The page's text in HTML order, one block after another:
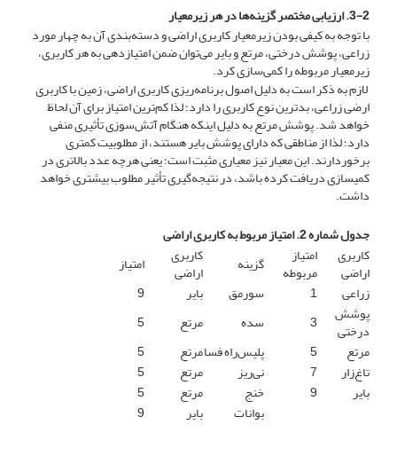
3-2. ارزیابی مختصر گزینه‌ها در هر زیرمعیار
با توجه به کیفی بودن زیرمعیار کاربری اراضی و دسته‌بندی آن به چهار مورد
زراعی، پوشش درختی، مرتع و بایر می‌توان ضمن امتیازدهی به هر کاربری،
زیرمعیار مربوطه را کمی‌سازی کرد.
لازم به ذکر است به دلیل اصول برنامه‌ریزی کاربری اراضی، زمین با کاربری
ارضی زراعی، بدترین نوع کاربری را دارد؛ لذا کم‌ترین امتیاز برای آن لحاظ
خواهد شد.پوشش مرتع به دلیل اینکه هنگام آتش‌سوزی تأثیری منفی
دارد؛ لذا از مناطقی که دارای پوشش بایر هستند، از مطلوبیت کمتری
برخوردارند. این معیار نیز معیاری مثبت است؛ یعنی هرچه عدد بالاتری در
کمی‎سازی دریافت کرده باشد، در نتیجه‌گیری تأثیر مطلوب بیشتری خواهد
داشت.
جدول شماره 2. امتیاز مربوط به کاربری اراضی
کاربری
اراضی
امتیاز
مربوطه گزینه کاربری
اراضی
امتیاز
زراعی
1 سورمق بایر
9
پوشش
درختی 3 سده مرتع
5
مرتع
5 پلیس‌راه فسامرتع
5
تاغ‌زار
7 نی‌ریز مرتع
5
بایر
9 خنج مرتع
5
بوانات
بایر 9